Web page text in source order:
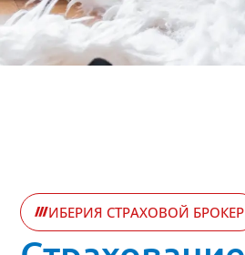
ИБЕРИЯ СТРАХОВОЙ БРОКЕР